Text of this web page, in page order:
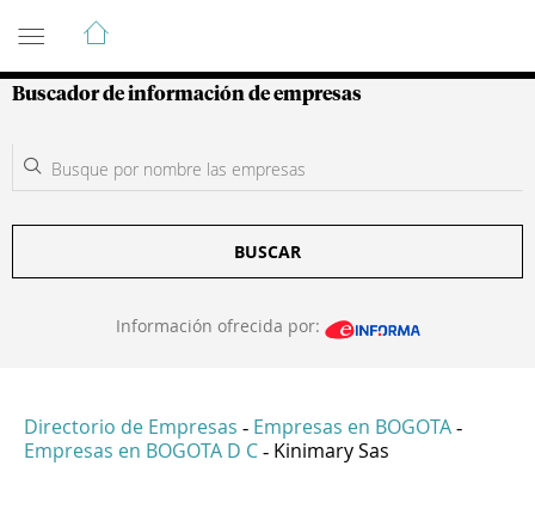
Guía de Empresas Colombianas
Buscador de información de empresas
BUSCAR
Información ofrecida por:
Directorio de Empresas - Empresas en BOGOTA -
Empresas en BOGOTA D C - Kinimary Sas